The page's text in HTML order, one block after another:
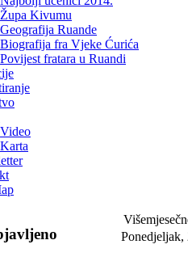
Župa Kivumu
Geografija Ruande
Biografija fra Vjeke Ćurića
Povijest fratara u Ruandi
Video
Karta
Ponedjeljak,